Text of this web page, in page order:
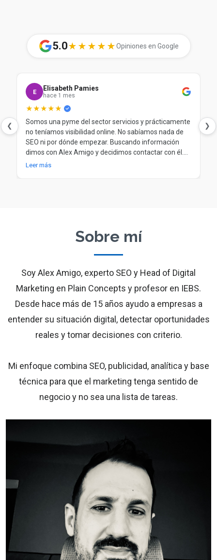
5.0★★★★★Opiniones en Google
❮ ❯
E Elisabeth Pamies
hace 1 mes
★★★★★
Somos una pyme del sector servicios y prácticamente
no teníamos visibilidad online. No sabíamos nada de
SEO ni por dónde empezar. Buscando información
dimos con Alex Amigo y decidimos contactar con él.
Desde el principio nos ayudó a entender nuestra
Leer más
Sobre mí
Soy Alex Amigo, experto SEO y Head of Digital
Marketing en Plain Concepts y profesor en IEBS.
Desde hace más de 15 años ayudo a empresas a
entender su situación digital, detectar oportunidades
reales y tomar decisiones con criterio.
Mi enfoque combina SEO, publicidad, analítica y base
técnica para que el marketing tenga sentido de
negocio y no sea una lista de tareas.